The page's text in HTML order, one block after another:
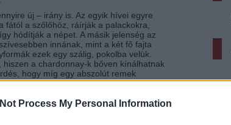
Process My Personal Information
új – irány is. Az egyik hívei egyre
fától a szőlőhöz, ráírják a palackokra,
hódítják a népet. A másik jelenség az
innának, mint a két fő fajta
ezek egy szálig, pokolba velük.
a chardonnay-k bőven kínálhatnak
hogy míg egy abszolút remek
– furminthoz tíz euróért simán hozzá
ennyinél kezdődnek, míg a
csillagos ég.
a hordótól, és jobban bíznának a